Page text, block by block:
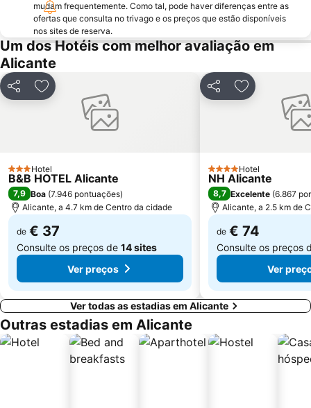
Ermita de Sanz
Casino Mediterráneo
Campoamor
Plaza de Toros de Alicante
Mercado
Cala Mal Pas
Arenals del Sol
Calas Santa Pola del Este
Balcony of the Mediterranean
Casco Antiguo-Santa Cruz
mudam frequentemente. Como tal, pode haver diferenças entre as
ofertas que consulta no trivago e os preços que estão disponíveis
nos sites de reserva.
Um dos Hotéis com melhor avaliação em
Alicante
PartilharAdicionar aos favoritos
3 Estrelas
Hotel
B&B HOTEL Alicante
7,9 Boa (7.946 pontuações)
Alicante, a 4.7 km de Centro da cidade
de € 37
Consulte os preços de 14 sites
Ver preços
PartilharAdicionar
4 Estrelas
Hotel
NH Alicante
8,7 Excelente (6.867
Alicante, a 2.5 km de
de € 74
Consulte os preços
Ver
Ver todas as estadias em Alicante
Outras estadias em Alicante